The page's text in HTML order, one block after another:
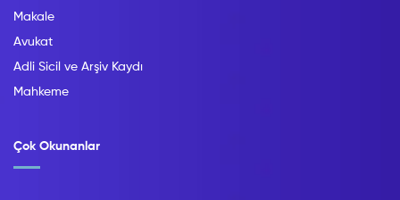
Makale
Avukat
Adli Sicil ve Arşiv Kaydı
Mahkeme
Çok Okunanlar